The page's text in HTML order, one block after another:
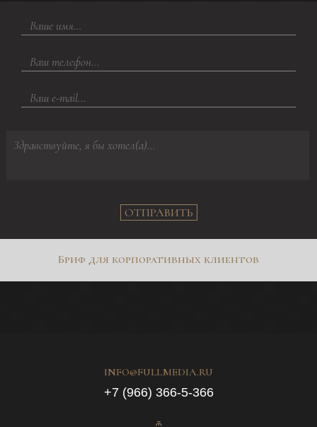
ОТПРАВИТЬ
Бриф для корпоративных клиентов
INFO@FULLMEDIA.RU
+7 (966) 366-5-366